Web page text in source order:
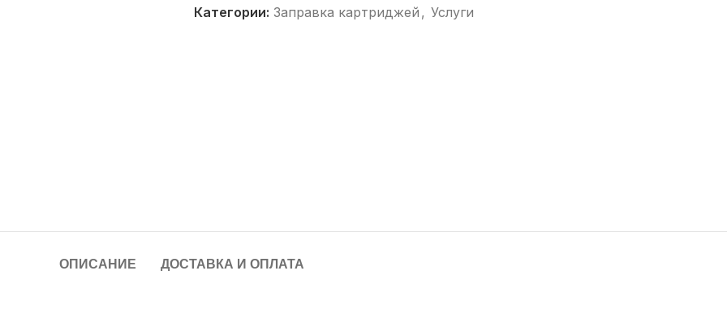
Категории: Заправка картриджей , Услуги
ОПИСАНИЕ ДОСТАВКА И ОПЛАТА